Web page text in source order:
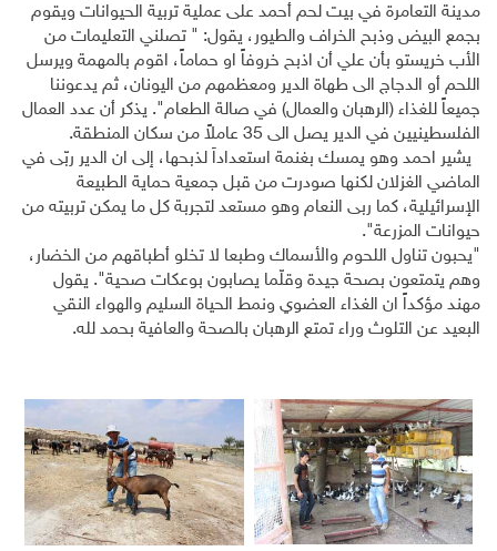
مدينة التعامرة في بيت لحم أحمد على عملية تربية الحيوانات ويقوم
بجمع البيض وذبح الخراف والطيور، يقول: " تصلني التعليمات من
الأب خريستو بأن علي أن اذبح خروفاً او حماماً، اقوم بالمهمة ويرسل
اللحم أو الدجاج الى طهاة الدير ومعظمهم من اليونان، ثم يدعوننا
جميعاً للغذاء (الرهبان والعمال) في صالة الطعام". يذكر أن عدد العمال
الفلسطينيين في الدير يصل الى 35 عاملاً من سكان المنطقة.
يشير احمد وهو يمسك بغنمة استعداداً لذبحها، إلى ان الدير ربّى في
الماضي الغزلان لكنها صودرت من قبل جمعية حماية الطبيعة
الإسرائيلية، كما ربى النعام وهو مستعد لتجربة كل ما يمكن تربيته من
حيوانات المزرعة".
"يحبون تناول اللحوم والأسماك وطبعا لا تخلو أطباقهم من الخضار،
وهم يتمتعون بصحة جيدة وقلّما يصابون بوعكات صحية". يقول
مهند مؤكداً ان الغذاء العضوي ونمط الحياة السليم والهواء النقي
البعيد عن التلوث وراء تمتع الرهبان بالصحة والعافية بحمد لله.